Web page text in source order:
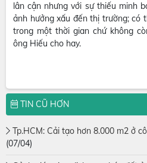
lân cận nhưng với sự thiếu minh
ảnh hưởng xấu đến thị trường; có
trong một thời gian chứ không
ông Hiếu cho hay.
TIN CŨ HƠN
Tp.HCM: Cải tạo hơn 8.000 m2 ở
(07/04)